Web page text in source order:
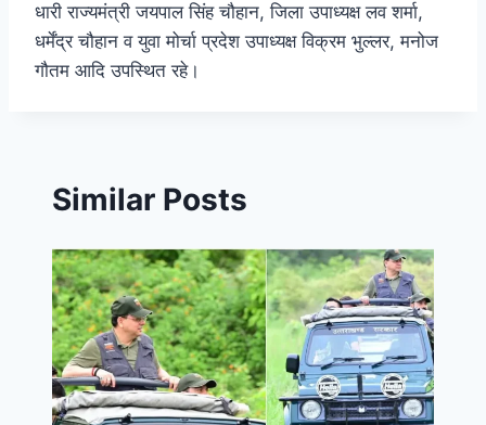
धारी राज्यमंत्री जयपाल सिंह चौहान, जिला उपाध्यक्ष लव शर्मा,
धर्मेंद्र चौहान व युवा मोर्चा प्रदेश उपाध्यक्ष विक्रम भुल्लर, मनोज
गौतम आदि उपस्थित रहे।
Similar Posts